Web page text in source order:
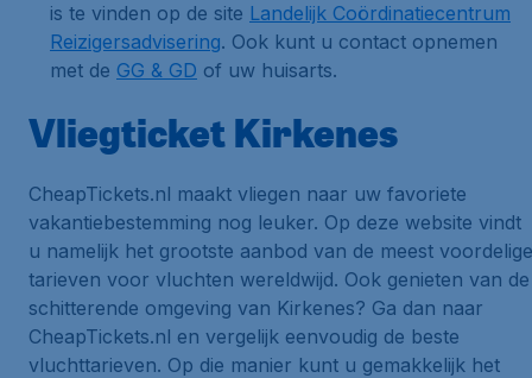
is te vinden op de site Landelijk Coördinatiecentrum
Reizigersadvisering. Ook kunt u contact opnemen
met de GG & GD of uw huisarts.
Vliegticket Kirkenes
CheapTickets.nl maakt vliegen naar uw favoriete
vakantiebestemming nog leuker. Op deze website vindt
u namelijk het grootste aanbod van de meest voordelige
tarieven voor vluchten wereldwijd. Ook genieten van de
schitterende omgeving van Kirkenes? Ga dan naar
CheapTickets.nl en vergelijk eenvoudig de beste
vluchttarieven. Op die manier kunt u gemakkelijk het